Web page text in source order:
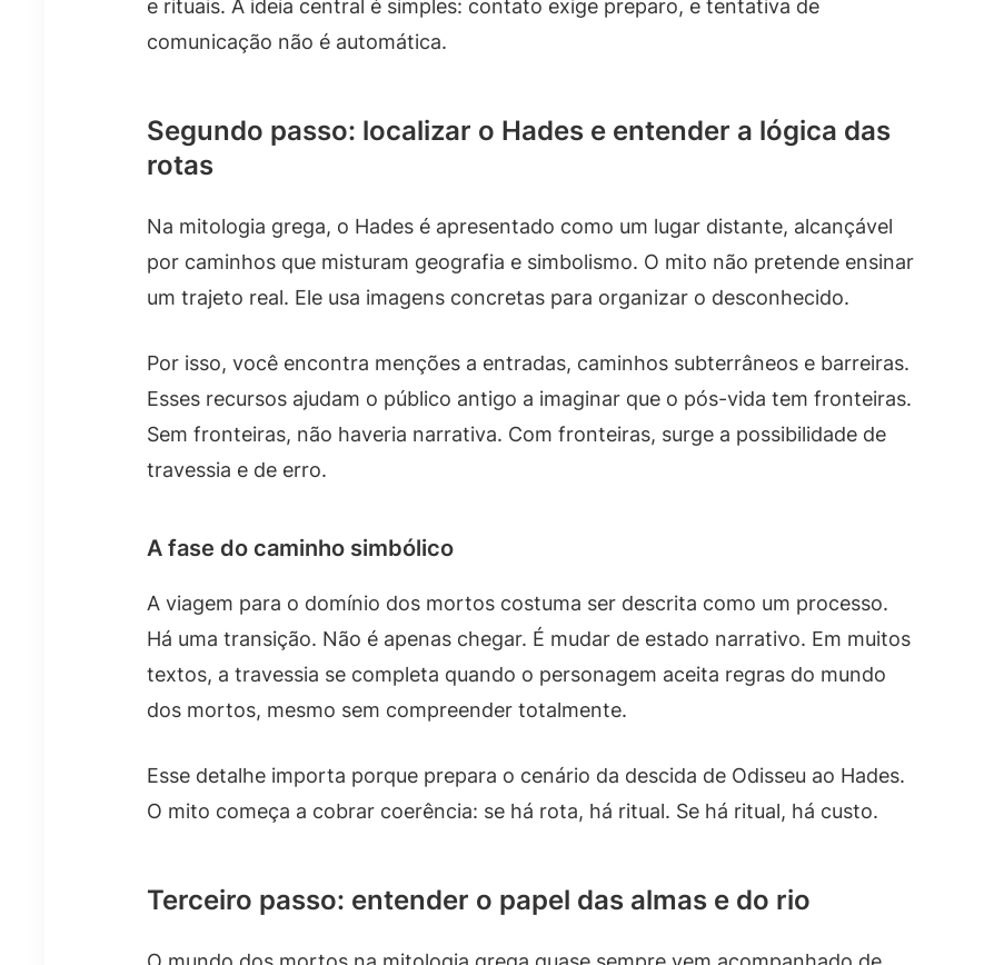
e rituais. A ideia central é simples: contato exige preparo, e tentativa de
comunicação não é automática.
Segundo passo: localizar o Hades e entender a lógica das
rotas
Na mitologia grega, o Hades é apresentado como um lugar distante, alcançável
por caminhos que misturam geografia e simbolismo. O mito não pretende ensinar
um trajeto real. Ele usa imagens concretas para organizar o desconhecido.
Por isso, você encontra menções a entradas, caminhos subterrâneos e barreiras.
Esses recursos ajudam o público antigo a imaginar que o pós-vida tem fronteiras.
Sem fronteiras, não haveria narrativa. Com fronteiras, surge a possibilidade de
travessia e de erro.
A fase do caminho simbólico
A viagem para o domínio dos mortos costuma ser descrita como um processo.
Há uma transição. Não é apenas chegar. É mudar de estado narrativo. Em muitos
textos, a travessia se completa quando o personagem aceita regras do mundo
dos mortos, mesmo sem compreender totalmente.
Esse detalhe importa porque prepara o cenário da descida de Odisseu ao Hades.
O mito começa a cobrar coerência: se há rota, há ritual. Se há ritual, há custo.
Terceiro passo: entender o papel das almas e do rio